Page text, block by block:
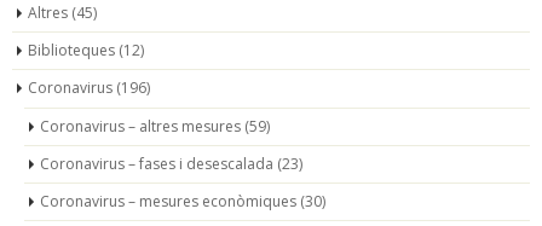
Altres (45)
Biblioteques (12)
Coronavirus (196)
Coronavirus – altres mesures (59)
Coronavirus – fases i desescalada (23)
Coronavirus – mesures econòmiques (30)